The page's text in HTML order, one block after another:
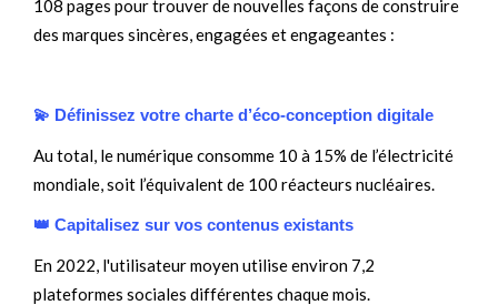
108 pages pour trouver de nouvelles façons de construire
des marques sincères, engagées et engageantes :
💫 Définissez votre charte d’éco-conception digitale
Autotal, le numérique consomme 10 à 15% de l’électricité
mondiale, soit l’équivalent de 100 réacteurs nucléaires.
👑 Capitalisez sur vos contenus existants
En 2022, l'utilisateur moyen utilise environ 7,2
plateformes sociales différentes chaque mois.